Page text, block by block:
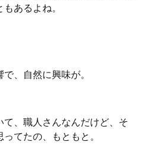
あるよね。
、自然に興味が。
、職人さんなんだけど、そ
てたの、もともと。